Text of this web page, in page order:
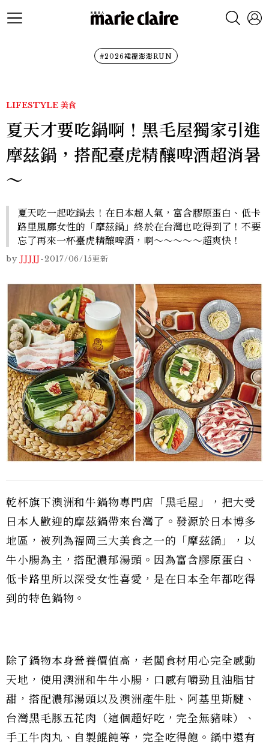
#2026裙襬澎澎RUN
LIFESTYLE 美食
夏天才要吃鍋啊！黑毛屋獨家引進
摩茲鍋，搭配臺虎精釀啤酒超消暑
〜
夏天吃一起吃鍋去！在日本超人氣，富含膠原蛋白、低卡
路里風靡女性的「摩茲鍋」終於在台灣也吃得到了！不要
忘了再來一杯臺虎精釀啤酒，啊～～～～～超爽快！
by JJJJJ-2017/06/15更新
乾杯旗下澳洲和牛鍋物專門店「黑毛屋」，把大受
日本人歡迎的摩茲鍋帶來台灣了。發源於日本博多
地區，被列為福岡三大美食之一的「摩茲鍋」，以
牛小腸為主，搭配濃郁湯頭。因為富含膠原蛋白、
低卡路里所以深受女性喜愛，是在日本全年都吃得
到的特色鍋物。
除了鍋物本身營養價值高，老闆食材用心完全感動
天地，使用澳洲和牛牛小腸，口感有嚼勁且油脂甘
甜，搭配濃郁湯頭以及澳洲產牛肚、阿基里斯腱、
台灣黑毛豚五花肉（這個超好吃，完全無豬味）、
手工牛肉丸、自製餛飩等，完全吃得飽。鍋中還有